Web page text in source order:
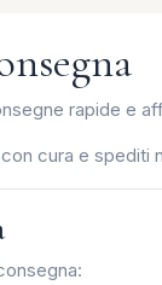
rapide e
cura e